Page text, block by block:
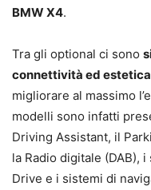
BMW X4.
Tra gli optional ci sono
connettività ed estetica
migliorare al massimo
modelli sono infatti
Driving Assistant, il
la Radio digitale (DAB),
Drive e i sistemi di